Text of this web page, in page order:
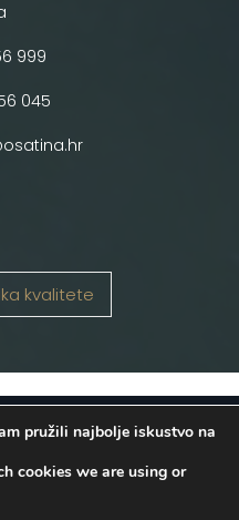
999
045
kvalitete
2026
. Configured
prava pridržana.
pružili najbolje iskustvo na
cookies we are using or